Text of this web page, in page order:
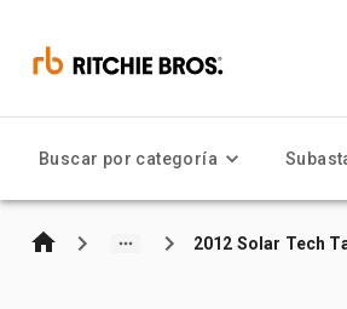
Buscar por categoría
2012 Solar Tech